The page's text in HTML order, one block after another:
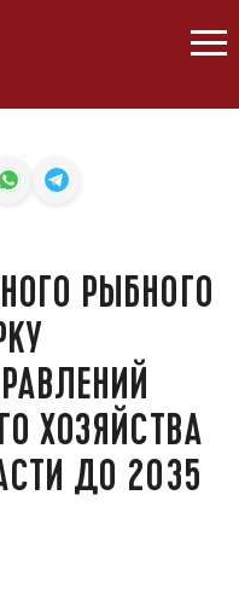
РЫБНОГО
ХОЗЯЙСТВА
ДО 2035